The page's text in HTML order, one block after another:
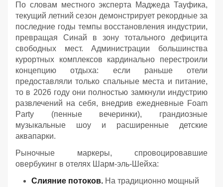
По словам местного эксперта Маджеда Тауфика,
текущий летний сезон демонстрирует рекордные за
последние годы темпы восстановления индустрии,
превращая Синай в зону тотального дефицита
свободных мест. Администрации большинства
курортных комплексов кардинально перестроили
концепцию отдыха: если раньше отели
предоставляли только спальные места и питание,
то в 2026 году они полностью замкнули индустрию
развлечений на себя, внедрив ежедневные Foam
Party (пенные вечеринки), грандиозные
музыкальные шоу и расширенные детские
аквапарки.
Рыночные маркеры, спровоцировавшие
овербукинг в отелях Шарм-эль-Шейха:
Слияние потоков. На традиционно мощный